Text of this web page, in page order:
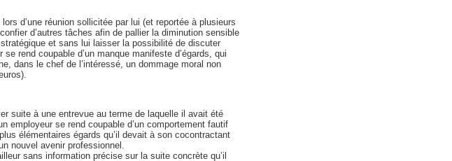
d’une réunion sollicitée par lui (et reportée à plusieurs
d’autres tâches afin de pallier la diminution sensible
et sans lui laisser la possibilité de discuter
rend coupable d’un manque manifeste d’égards, qui
dans le chef de l’intéressé, un dommage moral non
suite à une entrevue au terme de laquelle il avait été
employeur se rend coupable d’un comportement fautif
élémentaires égards qu’il devait à son cocontractant
nouvel avenir professionnel.
sans information précise sur la suite concrète qu’il